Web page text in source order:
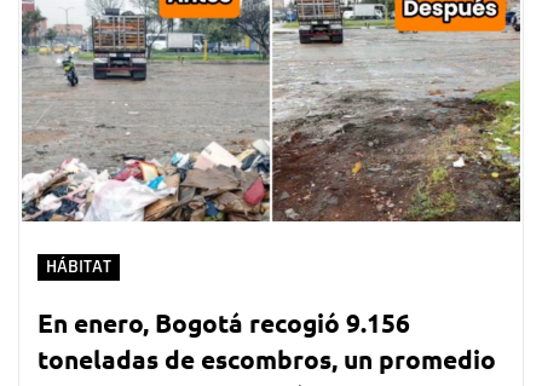
HÁBITAT
En enero, Bogotá recogió 9.156
toneladas de escombros, un promedio